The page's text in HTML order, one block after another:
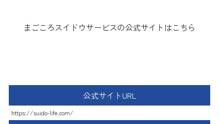
まごころスイドウサービスの公式サイトはこちら
公式サイトURL
https://suido-life.com/